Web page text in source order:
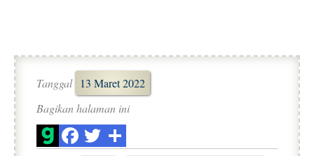
Tanggal 13 Maret 2022
Bagikan halaman ini